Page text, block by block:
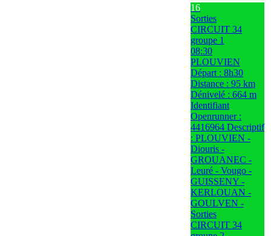
16
Sorties
CIRCUIT 34
groupe 1
08:30
PLOUVIEN
Départ : 8h30
Distance : 95 km
Dénivelé : 664 m
Identifiant
Openrunner :
4416964 Descriptif
: PLOUVIEN -
Diouris -
GROUANEC -
Leuré - Vougo -
GUISSENY -
KERLOUAN -
GOULVEN -
Sorties
CIRCUIT 34